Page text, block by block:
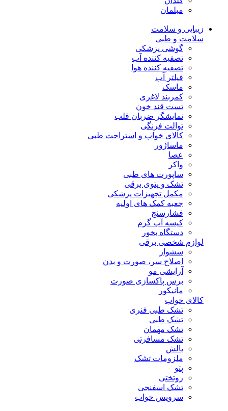
مبلمان
زیبایی و سلامت
سلامت و طبی
گوشی پزشکی
تصفیه کننده آب
تصفیه کننده هوا
فیلتر آب
ماسک
کمربند لاغری
تست قند خون
نمایشگر ضربان قلب
توالت فرنگی
کالای خواب و استراحت طبی
ماساژور
عصا
واکر
ساپورت های طبی
تشک و پتوی برقی
مکمل تجهیزات پزشکی
جعبه کمک های اولیه
فشارسنج
کیسه آب گرم
دستگاه بخور
لوازم شخصی برقی
سشوار
اصلاح سر، صورت و بدن
آرایشی مو
برس پاکسازی صورت
مانیکور
کالای خواب
تشک طبی فنری
تشک طبی
تشک مهمان
تشک مسافرتی
بالش
ملزومات تشک
پتو
روتختی
تشک اسفنجی
سرویس خواب